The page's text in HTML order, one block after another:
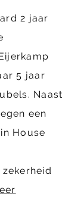
2 jaar
5 jaar
Naast
een
House